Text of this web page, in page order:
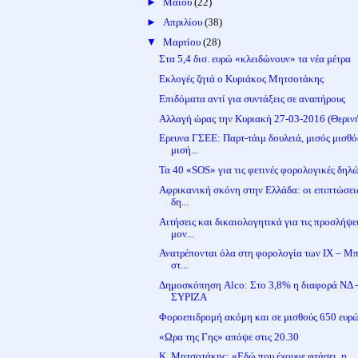
► Απριλίου (38)
▼ Μαρτίου (28)
Στα 5,4 δισ. ευρώ «κλειδώνουν» τα νέα μέτρα
Εκλογές ζητά ο Κυριάκος Μητσοτάκης
Επιδόματα αντί για συντάξεις σε αναπήρους
Αλλαγή ώρας την Κυριακή 27-03-2016
Ερευνα ΓΣΕΕ: Παρτ-τάιμ δουλειά, μισός
μισή...
Τα 40 «SOS» για τις φετινές φορολογικές
Αφρικανική σκόνη στην Ελλάδα: οι
δη...
Αιτήσεις και δικαιολογητικά για τις
μον...
Ανατρέπονται όλα στη φορολογία των ΙΧ –
στ...
Δημοσκόπηση Alco: Στο 3,8% η διαφορά ΝΔ -
ΣΥΡΙΖΑ
Φοροεπιδρομή ακόμη και σε μισθούς 650 ευρώ
«Ωρα της Γης» απόψε στις 20.30